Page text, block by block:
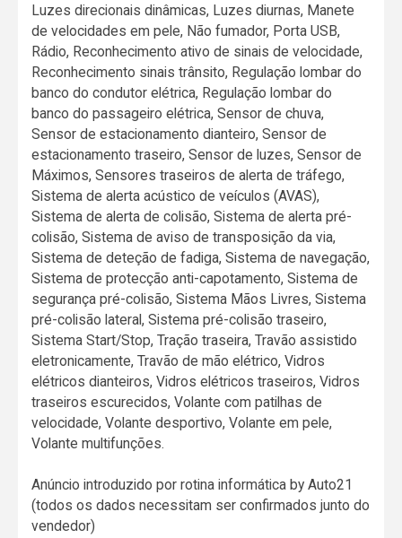
Luzes direcionais dinâmicas, Luzes diurnas, Manete
de velocidades em pele, Não fumador, Porta USB,
Rádio, Reconhecimento ativo de sinais de velocidade,
Reconhecimento sinais trânsito, Regulação lombar do
banco do condutor elétrica, Regulação lombar do
banco do passageiro elétrica, Sensor de chuva,
Sensor de estacionamento dianteiro, Sensor de
estacionamento traseiro, Sensor de luzes, Sensor de
Máximos, Sensores traseiros de alerta de tráfego,
Sistema de alerta acústico de veículos (AVAS),
Sistema de alerta de colisão, Sistema de alerta pré-
colisão, Sistema de aviso de transposição da via,
Sistema de deteção de fadiga, Sistema de navegação,
Sistema de protecção anti-capotamento, Sistema de
segurança pré-colisão, Sistema Mãos Livres, Sistema
pré-colisão lateral, Sistema pré-colisão traseiro,
Sistema Start/Stop, Tração traseira, Travão assistido
eletronicamente, Travão de mão elétrico, Vidros
elétricos dianteiros, Vidros elétricos traseiros, Vidros
traseiros escurecidos, Volante com patilhas de
velocidade, Volante desportivo, Volante em pele,
Volante multifunções.
Anúncio introduzido por rotina informática by Auto21
(todos os dados necessitam ser confirmados junto do
vendedor)